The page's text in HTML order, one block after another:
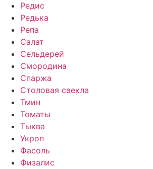
Редис
Редька
Репа
Салат
Сельдерей
Смородина
Спаржа
Столовая свекла
Тмин
Томаты
Тыква
Укроп
Фасоль
Физалис